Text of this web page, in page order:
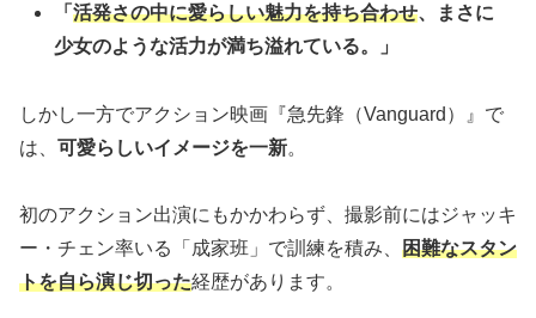
「活発さの中に愛らしい魅力を持ち合わせ、まさに
少女のような活力が満ち溢れている。」
しかし一方でアクション映画『急先鋒（Vanguard）』で
は、 可愛らしいイメージを一新。
初のアクション出演にもかかわらず、撮影前にはジャッキ
ー・チェン率いる「成家班」で訓練を積み、 困難なスタン
トを自ら演じ切った経歴があります。